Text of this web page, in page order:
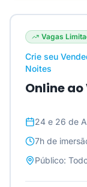
Vagas
Crie seu
Noites
Online
24 e 26 de
7h de
Público: